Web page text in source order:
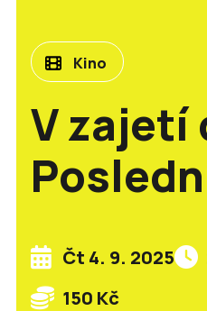
Kino
V zajetí
Čt 4. 9. 2025
150 Kč